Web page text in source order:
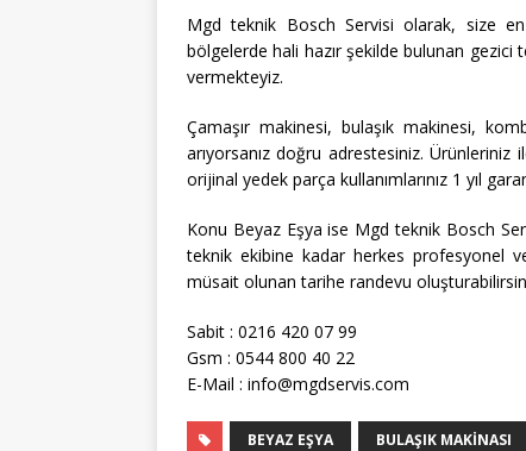
Mgd teknik Bosch Servisi olarak, size
bölgelerde hali hazır şekilde bulunan gezici
vermekteyiz.
Çamaşır makinesi, bulaşık makinesi,
arıyorsanız doğru adrestesiniz. Ürünleriniz
orijinal yedek parça kullanımlarınız 1 yıl
Konu Beyaz Eşya ise Mgd teknik Bosch
teknik ekibine kadar herkes profesyonel
müsait olunan tarihe randevu
Sabit : 0216 420 07 99
Gsm : 0544 800 40 22
E-Mail : info@mgdservis.com
BEYAZ EŞYA BULAŞIK MAKINASI